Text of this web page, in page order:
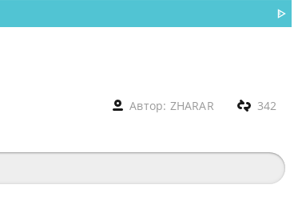
ᐈ
Автор: ZHARAR 342